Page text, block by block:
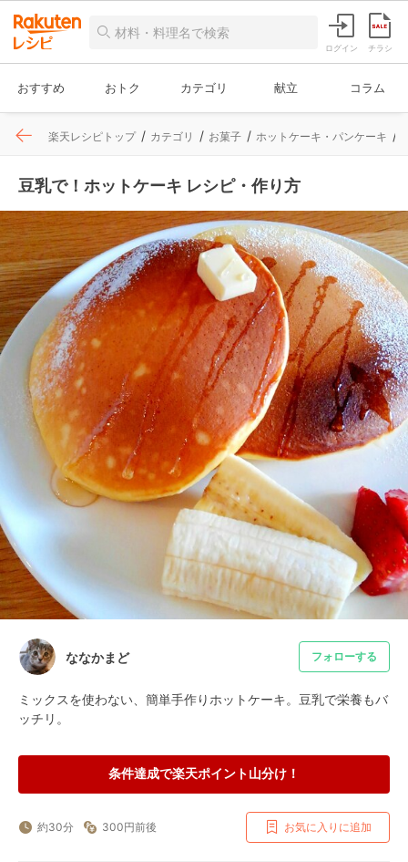
ログイン チラシ
おすすめ おトク カテゴリ 献立 コラム
楽天レシピトップ カテゴリ お菓子 ホットケーキ・パンケーキ
豆乳で！ホットケーキ レシピ・作り方
ななかまど フォローする
ミックスを使わない、簡単手作りホットケーキ。豆乳で栄養もバ
ッチリ。
条件達成で楽天ポイント山分け！
約30分 300円前後 お気に入りに追加